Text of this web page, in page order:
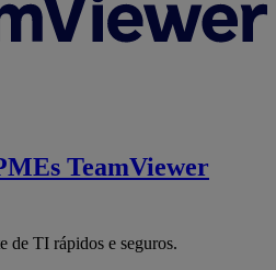
TeamViewer
de TI rápidos e seguros.